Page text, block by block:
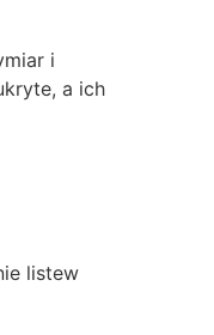
i
a ich
listew